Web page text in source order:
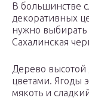
В большинстве
декоративных
нужно
Сахалинская
Дерево
цветами. Ягоды
мякоть и